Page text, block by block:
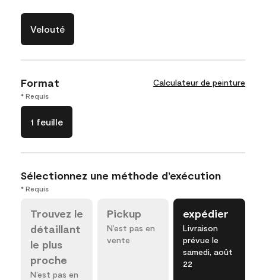
Velouté
Format Calculateur de peinture
* Requis
1 feuille
Sélectionnez une méthode d’exécution
* Requis
Trouvez le
détaillant
le plus
proche
N’est pas en
Pickup
N’est pas en
vente
expédier
Livraison
prévue le
samedi, août
22